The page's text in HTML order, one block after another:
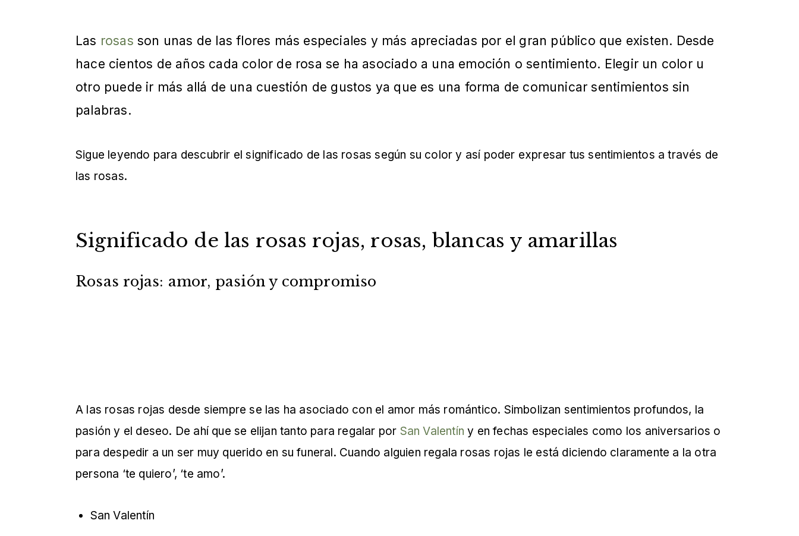
Las rosasson unas de las flores más especiales y más apreciadas por el gran público que existen. Desde
hace cientos de años cada color de rosa se ha asociado a una emoción o sentimiento. Elegir un color u
otro puede ir más allá de una cuestión de gustos ya que es una forma de comunicar sentimientos sin
palabras.
Sigue leyendo para descubrir el significado de las rosas según su color y así poder expresar tus sentimientos a través de
las rosas.
Significado de las rosas rojas, rosas, blancas y amarillas
Rosas rojas: amor, pasión y compromiso
A las rosas rojas desde siempre se las ha asociado con el amor más romántico. Simbolizan sentimientos profundos, la
pasión y el deseo. De ahí que se elijan tanto para regalar por San Valentín y en fechas especiales como los aniversarios o
para despedir a un ser muy querido en su funeral. Cuando alguien regala rosas rojas le está diciendo claramente a la otra
persona ‘te quiero’, ‘te amo’.
San Valentín